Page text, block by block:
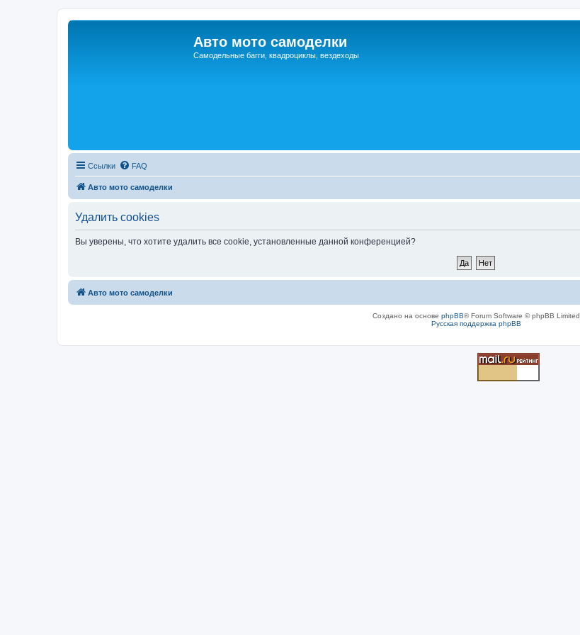
Авто мото самоделки
Самодельные багги, квадроциклы, вездеходы
Ссылки FAQ
Авто мото самоделки
Удалить cookies
Вы уверены, что хотите удалить все cookie, установленные данной конференцией?
Авто мото самоделки
Создано на основе phpBB® Forum Software © phpBB Limited
Русская поддержка phpBB